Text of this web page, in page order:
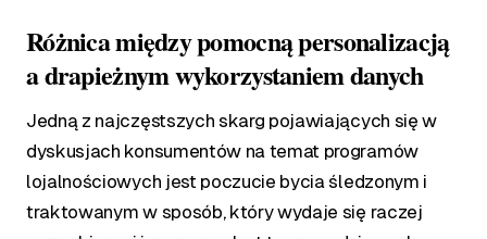
Różnica między pomocną personalizacją
a drapieżnym wykorzystaniem danych
Jedną z najczęstszych skarg pojawiających się w
dyskusjach konsumentów na temat programów
lojalnościowych jest poczucie bycia śledzonym i
traktowanym w sposób, który wydaje się raczej